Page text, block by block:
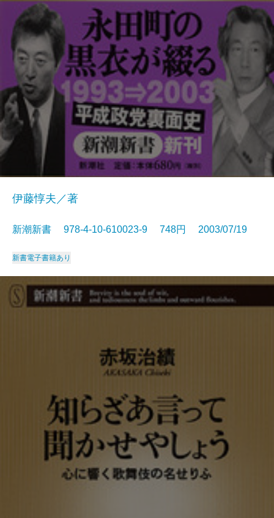
伊藤惇夫／著
新潮新書 978-4-10-610023-9 748円 2003/07/19
新書電子書籍あり